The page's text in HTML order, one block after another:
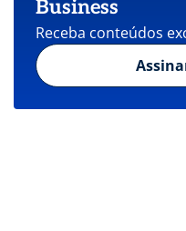
Business
Receba conteúdos